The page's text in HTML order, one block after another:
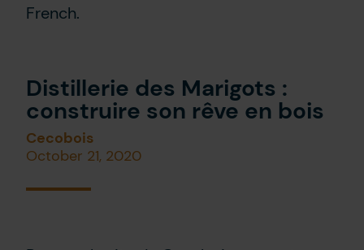
French.
Distillerie des Marigots :
construire son rêve en bois
Cecobois
October 21, 2020